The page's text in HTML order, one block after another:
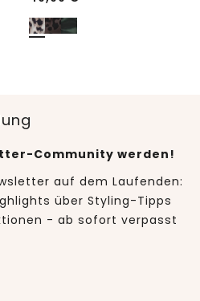
Community werden!
auf dem Laufenden:
über Styling-Tipps
- ab sofort verpasst